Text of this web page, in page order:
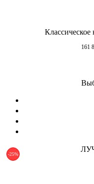
Классическое
161
-25%